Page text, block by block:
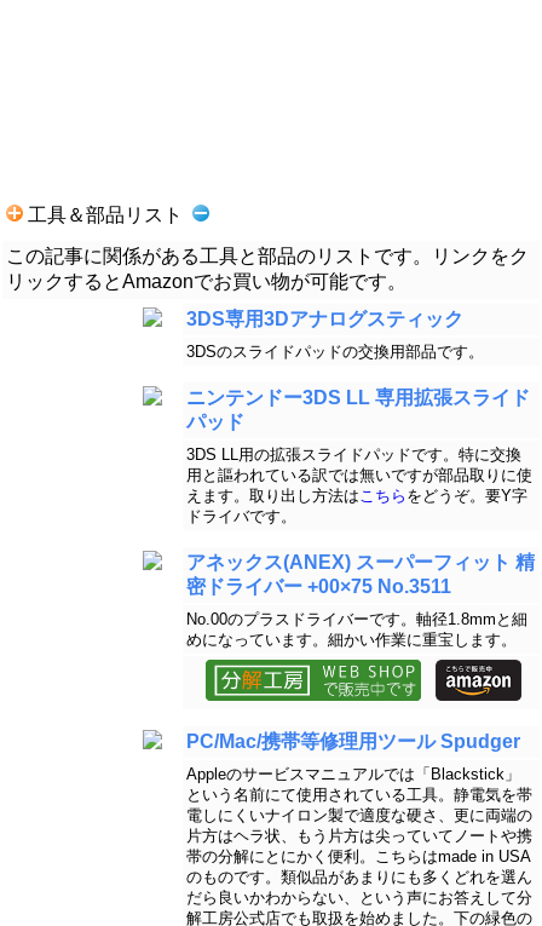
工具＆部品リスト
この記事に関係がある工具と部品のリストです。リンクをク
リックするとAmazonでお買い物が可能です。
3DS専用3Dアナログスティック
3DSのスライドパッドの交換用部品です。
ニンテンドー3DS LL 専用拡張スライド
パッド
3DS LL用の拡張スライドパッドです。特に交換
用と謳われている訳では無いですが部品取りに使
えます。取り出し方法は こちら をどうぞ。要Y字
ドライバです。
アネックス(ANEX) スーパーフィット 精
密ドライバー +00×75 No.3511
No.00のプラスドライバーです。軸径1.8mmと細
めになっています。細かい作業に重宝します。
PC/Mac/携帯等修理用ツール Spudger
Appleのサービスマニュアルでは「Blackstick」
という名前にて使用されている工具。静電気を帯
電しにくいナイロン製で適度な硬さ、更に両端の
片方はヘラ状、もう片方は尖っていてノートや携
帯の分解にとにかく便利。こちらはmade in USA
のものです。類似品があまりにも多くどれを選ん
だら良いかわからない、という声にお答えして分
解工房公式店でも取扱を始めました。下の緑色の